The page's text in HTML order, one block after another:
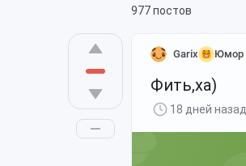
977 постов
Garix Юмор
Фить,ха)
18 дней назад